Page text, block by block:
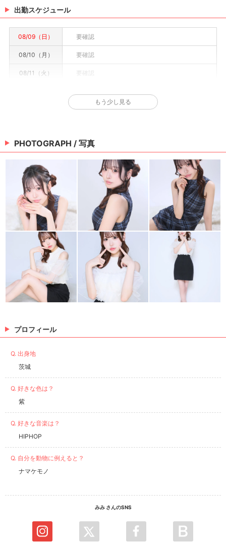
出勤スケジュール
08/09（日） 要確認
08/10（月） 要確認
08/11（火） 要確認
要確認
08/15（土） 要確認
※情報はあくまで予定でキャストまたは出勤情報は一部です。詳細はお店にお問い合わせく
ださい。
もう少し見る
PHOTOGRAPH / 写真
プロフィール
Q. 出身地
茨城
Q. 好きな色は？
紫
Q. 好きな音楽は？
HIPHOP
Q. 自分を動物に例えると？
ナマケモノ
みみ さんのSNS